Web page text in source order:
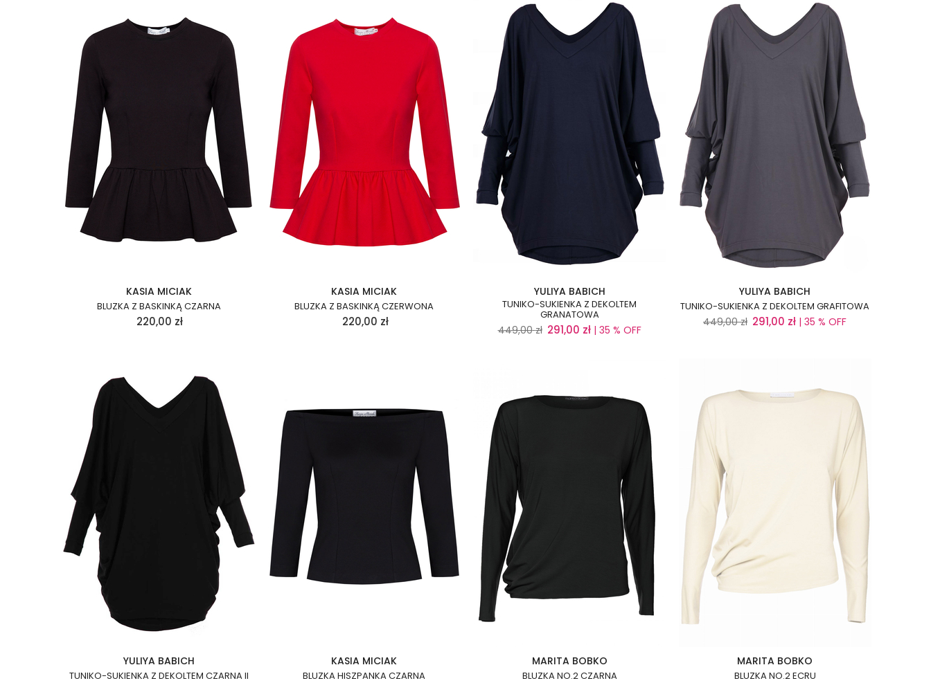
KASIA MICIAK
BLUZKA Z BASKINKĄ CZARNA
220,00 zł
KASIA MICIAK
BLUZKA Z BASKINKĄ CZERWONA
220,00 zł
YULIYA BABICH
TUNIKO-SUKIENKA Z DEKOLTEM
GRANATOWA
449,00 zł 291,00 zł| 35 % OFF
YULIYA BABICH
TUNIKO-SUKIENKA Z DEKOLTEM GRAFITOWA
449,00 zł 291,00 zł | 35 % OFF
YULIYA BABICH
TUNIKO-SUKIENKA Z DEKOLTEM CZARNA II
KASIA MICIAK
BLUZKA HISZPANKA CZARNA
MARITA BOBKO
BLUZKA NO.2 CZARNA
MARITA BOBKO
BLUZKA NO.2 ECRU